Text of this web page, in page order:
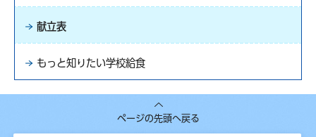
献立表
もっと知りたい学校給食
ページの先頭へ戻る